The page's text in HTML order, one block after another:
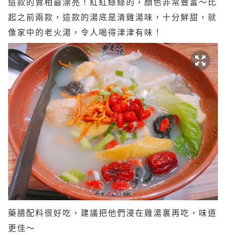
這款的賣相最漂亮！紅紅綠綠的，顏色非常豐富～比
起之前兩款，這款的湯底是清雞湯味，十分鮮甜 ， 就
像家中的老火湯，令人喝得津津有味！
藥膳配料很好吃，建議把他們浸在雞湯裏再吃，味道
更佳～